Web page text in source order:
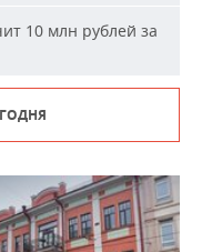
10 млн рублей за